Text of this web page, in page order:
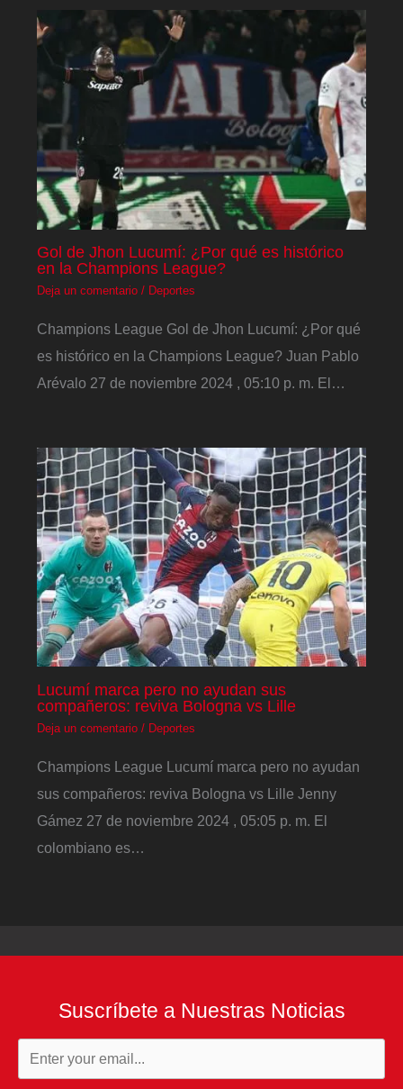
Gol de Jhon Lucumí: ¿Por qué es histórico
en la Champions League?
Deja un comentario / Deportes
Champions League Gol de Jhon Lucumí: ¿Por qué
es histórico en la Champions League? Juan Pablo
Arévalo 27 de noviembre 2024 , 05:10 p. m. El…
Lucumí marca pero no ayudan sus
compañeros: reviva Bologna vs Lille
Deja un comentario / Deportes
Champions League Lucumí marca pero no ayudan
sus compañeros: reviva Bologna vs Lille Jenny
Gámez 27 de noviembre 2024 , 05:05 p. m. El
colombiano es…
Suscríbete a Nuestras Noticias